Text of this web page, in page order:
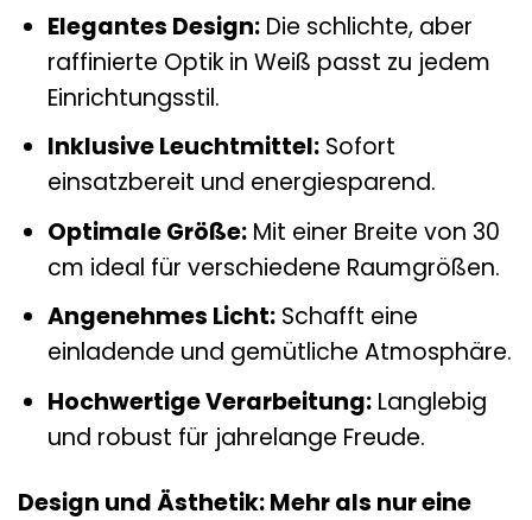
Elegantes Design:Die schlichte, aber
raffinierte Optik in Weiß passt zu jedem
Einrichtungsstil.
Inklusive Leuchtmittel:Sofort
einsatzbereit und energiesparend.
Optimale Größe:Mit einer Breite von 30
cm ideal für verschiedene Raumgrößen.
Angenehmes Licht:Schafft eine
einladende und gemütliche Atmosphäre.
Hochwertige Verarbeitung:Langlebig
und robust für jahrelange Freude.
Design und Ästhetik: Mehr als nur eine